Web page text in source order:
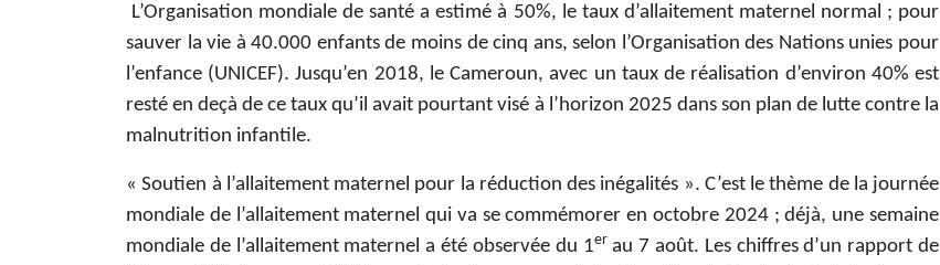
L’Organisation mondiale de santé a estimé à 50%, le taux d’allaitement maternel normal ; pour
sauver la vie à 40.000 enfants de moins de cinq ans, selon l’Organisation des Nations unies pour
l’enfance (UNICEF). Jusqu’en 2018, le Cameroun, avec un taux de réalisation d’environ 40% est
resté en deçà de ce taux qu’il avait pourtant visé à l’horizon 2025 dans son plan de lutte contre la
malnutrition infantile.
« Soutien à l’allaitement maternel pour la réduction des inégalités ». C’est le thème de la journée
mondiale de l’allaitement maternel qui va se commémorer en octobre 2024 ; déjà, une semaine
mondiale de l’allaitement maternel a été observée du 1er au 7 août. Les chiffres d’un rapport de